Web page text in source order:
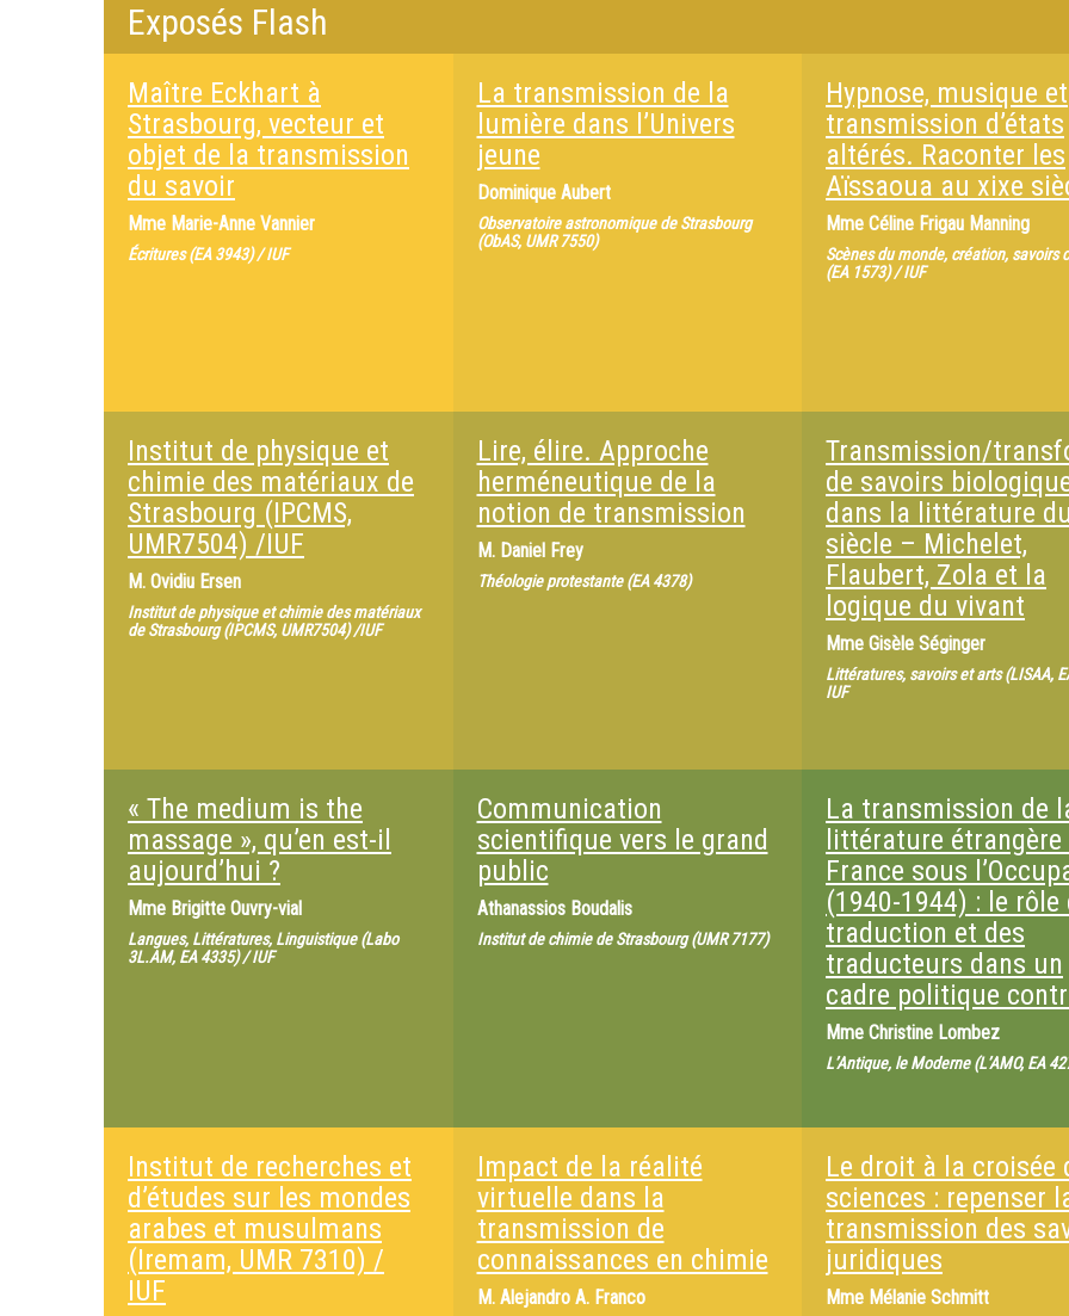
Exposés Flash
Maître Eckhart à
Strasbourg, vecteur et
objet de la transmission
du savoir
Mme Marie-Anne Vannier
Écritures (EA 3943) / IUF
La transmission de la
lumière dans l’Univers
jeune
Dominique Aubert
Observatoire astronomique de Strasbourg
(ObAS, UMR 7550)
Hypnose, musique et
transmission d’états
altérés. Raconter les
Aïssaoua au xixe
Mme Céline Frigau Manning
Scènes du monde, création, savoirs
(EA 1573) / IUF
Institut de physique et
chimie des matériaux de
Strasbourg (IPCMS,
UMR7504) /IUF
M. Ovidiu Ersen
Institut de physique et chimie des matériaux
de Strasbourg (IPCMS, UMR7504) /IUF
Lire, élire. Approche
herméneutique de la
notion de transmission
M. Daniel Frey
Théologie protestante (EA 4378)
Transmission/
de savoirs
dans la littérature
siècle – Michelet,
Flaubert, Zola et la
logique du vivant
Mme Gisèle Séginger
Littératures, savoirs et arts (LISAA,
IUF
« The medium is the
massage », qu’en est-il
aujourd’hui ?
Mme Brigitte Ouvry-vial
Langues, Littératures, Linguistique (Labo
3L.AM, EA 4335) / IUF
Communication
scientifique vers le grand
public
Athanassios Boudalis
Institut de chimie de Strasbourg (UMR 7177)
La transmission de
littérature étrangère
France sous
(1940-1944) : le rôle
traduction et des
traducteurs dans un
cadre politique
Mme Christine Lombez
L’Antique, le Moderne (L’AMO, EA
Institut de recherches et
d’études sur les mondes
arabes et musulmans
(Iremam, UMR 7310) /
IUF
Impact de la réalité
virtuelle dans la
transmission de
connaissances en chimie
M. Alejandro A. Franco
Le droit à la croisée
sciences : repenser
transmission des
juridiques
Mme Mélanie Schmitt